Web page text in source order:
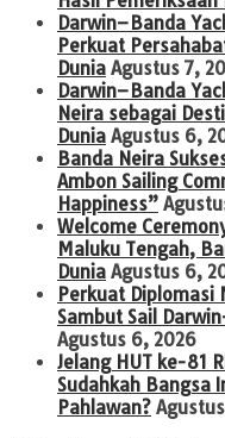
Darwin–Banda
Perkuat
Dunia Agustus 7,
Darwin–Banda
Neira sebagai
Dunia Agustus 6,
Banda Neira
Ambon Sailing
Happiness”
Welcome
Maluku Tengah,
Dunia Agustus 6,
Perkuat Diplomasi
Sambut Sail
Agustus 6, 2026
Jelang HUT ke-81
Sudahkah Bangsa
Pahlawan?